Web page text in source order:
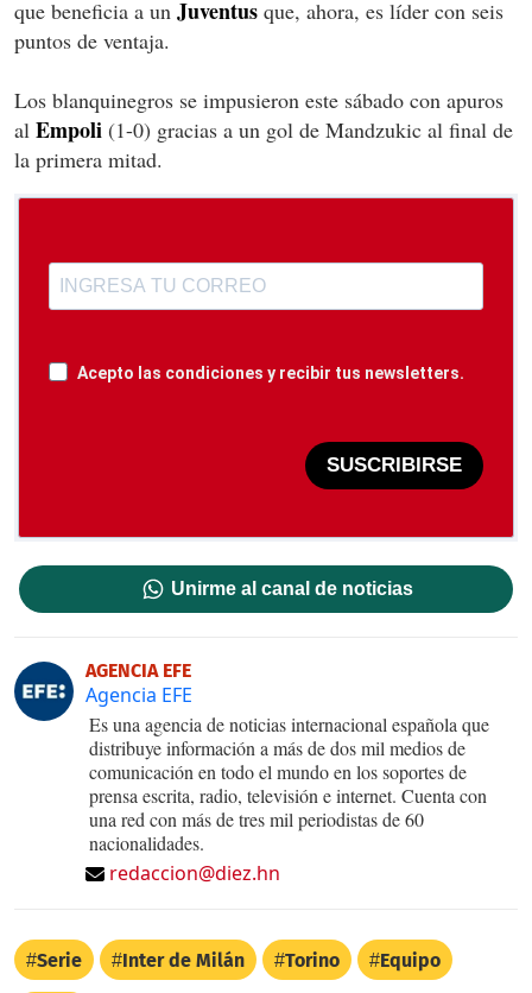
que beneficia a un Juventus que, ahora, es líder con seis
puntos de ventaja.
Los blanquinegros se impusieron este sábado con apuros
al Empoli (1-0) gracias a un gol de Mandzukic al final de
la primera mitad.
Acepto las condiciones y recibir tus newsletters.
SUSCRIBIRSE
Unirme al canal de noticias
AGENCIA EFE
Agencia EFE
Es una agencia de noticias internacional española que
distribuye información a más de dos mil medios de
comunicación en todo el mundo en los soportes de
prensa escrita, radio, televisión e internet. Cuenta con
una red con más de tres mil periodistas de 60
nacionalidades.
redaccion@diez.hn
Serie Inter de Milán Torino Equipo